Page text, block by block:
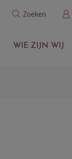
Zoeken
WIE ZIJN WIJ